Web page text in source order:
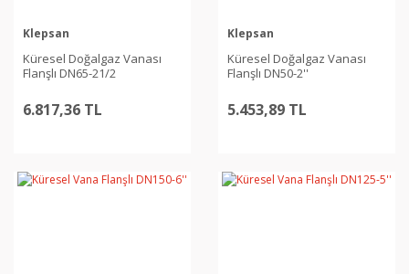
Klepsan
Küresel Doğalgaz Vanası
Flanşlı DN65-21/2
6.817,36 TL
Klepsan
Küresel Doğalgaz Vanası
Flanşlı DN50-2''
5.453,89 TL